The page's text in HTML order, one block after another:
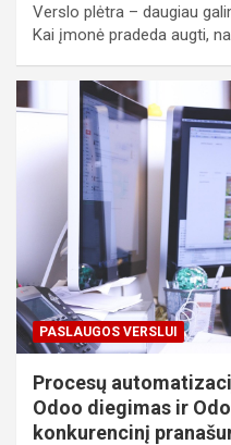
Verslo plėtra – daugiau
Kai įmonė pradeda augti,
PASLAUGOS VERSLUI
Procesų
Odoo diegimas ir
konkurencinį